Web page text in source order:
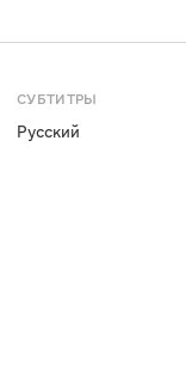
СУБТИТРЫ
Русский